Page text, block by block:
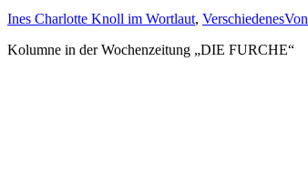
Ines Charlotte Knoll im Wortlaut, VerschiedenesVon
Kolumne in der Wochenzeitung „DIE FURCHE“